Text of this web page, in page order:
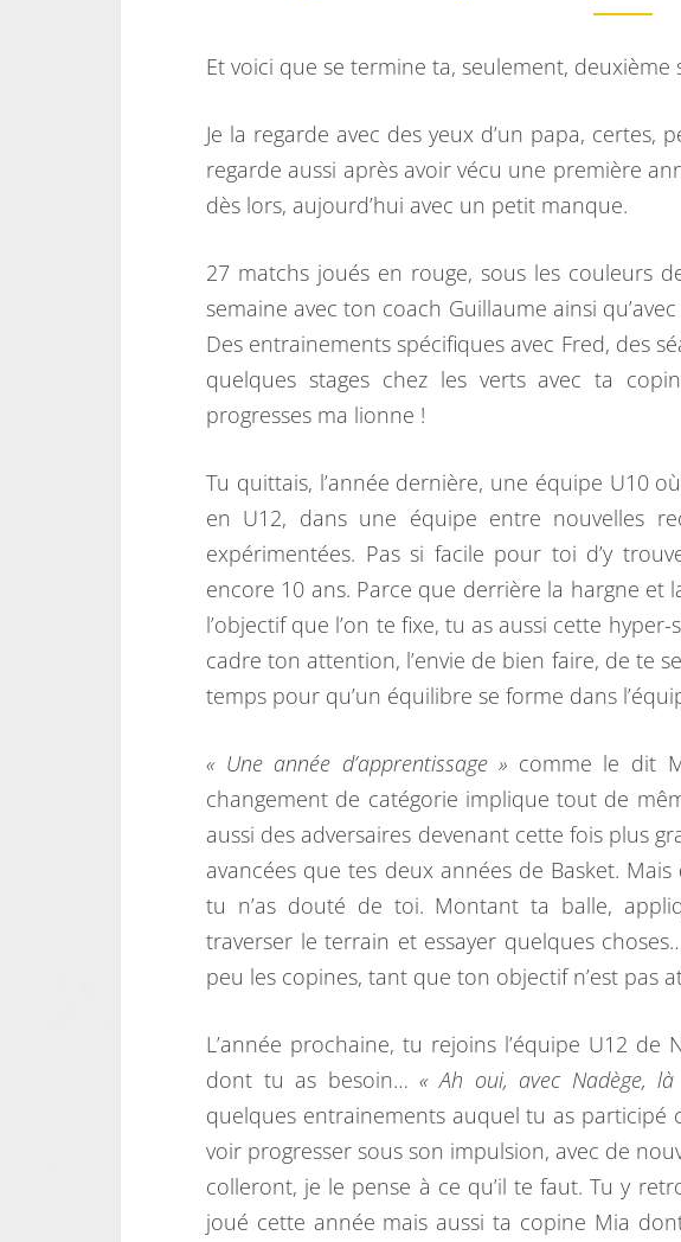
L
I
N
M
E
N
I
E
Et voici que se termine ta, seulement, deuxième
Je la regarde avec des yeux d’un papa, certes,
regarde aussi après avoir vécu une première
dès lors, aujourd’hui avec un petit manque.
27 matchs joués en rouge, sous les couleurs
semaine avec ton coach Guillaume ainsi
Des entrainements spécifiques avec Fred, des
quelques stages chez les verts avec ta
progresses ma lionne !
Tu quittais, l’année dernière, une équipe U10
en U12, dans une équipe entre nouvelles
expérimentées. Pas si facile pour toi d’y
encore 10 ans. Parce que derrière la hargne
l’objectif que l’on te fixe, tu as aussi cette
cadre ton attention, l’envie de bien faire, de te
temps pour qu’un équilibre se forme dans
« Une année d’apprentissage » comme le dit
changement de catégorie implique tout de
aussi des adversaires devenant cette fois plus
avancées que tes deux années de Basket.
tu n’as douté de toi. Montant ta balle,
traverser le terrain et essayer quelques
peu les copines, tant que ton objectif n’est pas
L’année prochaine, tu rejoins l’équipe U12 de
dont tu as besoin…« Ah oui, avec Nadège,
quelques entrainements auquel tu as participé
voir progresser sous son impulsion, avec de
colleront, je le pense à ce qu’il te faut. Tu y
joué cette année mais aussi ta copine Mia